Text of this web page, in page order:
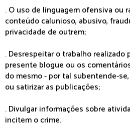
. O uso de linguagem ofensiva ou
conteúdo calunioso, abusivo,
privacidade de outrem;
. Desrespeitar o trabalho
presente blogue ou os
do mesmo - por tal subentende-
ou satirizar as publicações;
. Divulgar informações sobre